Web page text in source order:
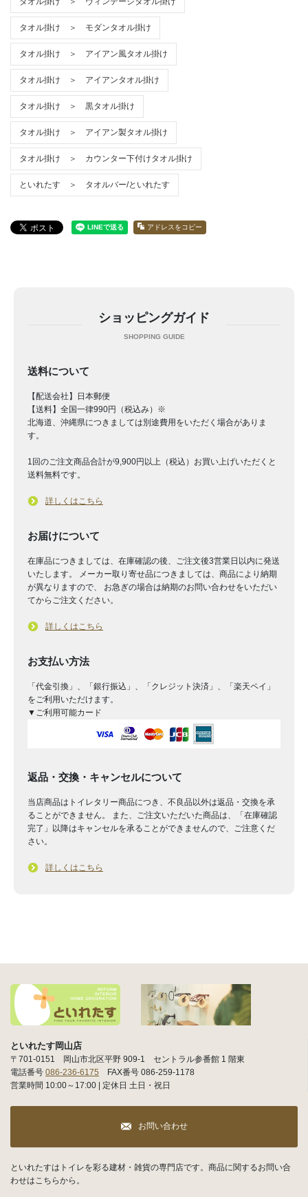
タオル掛け ＞ モダンタオル掛け
タオル掛け ＞ アイアン風タオル掛け
タオル掛け ＞ アイアンタオル掛け
タオル掛け ＞ 黒タオル掛け
タオル掛け ＞ アイアン製タオル掛け
タオル掛け ＞ カウンター下付けタオル掛け
といれたす ＞ タオルバー/といれたす
アドレスをコピー
ショッピングガイド
送料について
【配送会社】日本郵便
【送料】全国一律990円（税込み）※
北海道、沖縄県につきましては別途費用をいただく場合がありま
す。
1回のご注文商品合計が9,900円以上（税込）お買い上げいただくと
送料無料です。
詳しくはこちら
お届けについて
在庫品につきましては、在庫確認の後、ご注文後3営業日以内に発送
いたします。 メーカー取り寄せ品につきましては、商品により納期
が異なりますので、 お急ぎの場合は納期のお問い合わせをいただい
てからご注文ください。
詳しくはこちら
お支払い方法
「代金引換」、「銀行振込」、「クレジット決済」、「楽天ペイ」
をご利用いただけます。
▼ご利用可能カード
返品・交換・キャンセルについて
当店商品はトイレタリー商品につき、不良品以外は返品・交換を承
ることができません。 また、ご注文いただいた商品は、「在庫確認
完了」以降はキャンセルを承ることができませんので、ご注意くだ
さい。
詳しくはこちら
といれたす岡山店
〒701-0151 岡山市北区平野 909-1 セントラル参番館 1 階東
電話番号 086-236-6175 FAX番号 086-259-1178
営業時間 10:00～17:00 | 定休日 土日・祝日
お問い合わせ
といれたすはトイレを彩る建材・雑貨の専門店です。商品に関するお問い合
わせはこちらから。